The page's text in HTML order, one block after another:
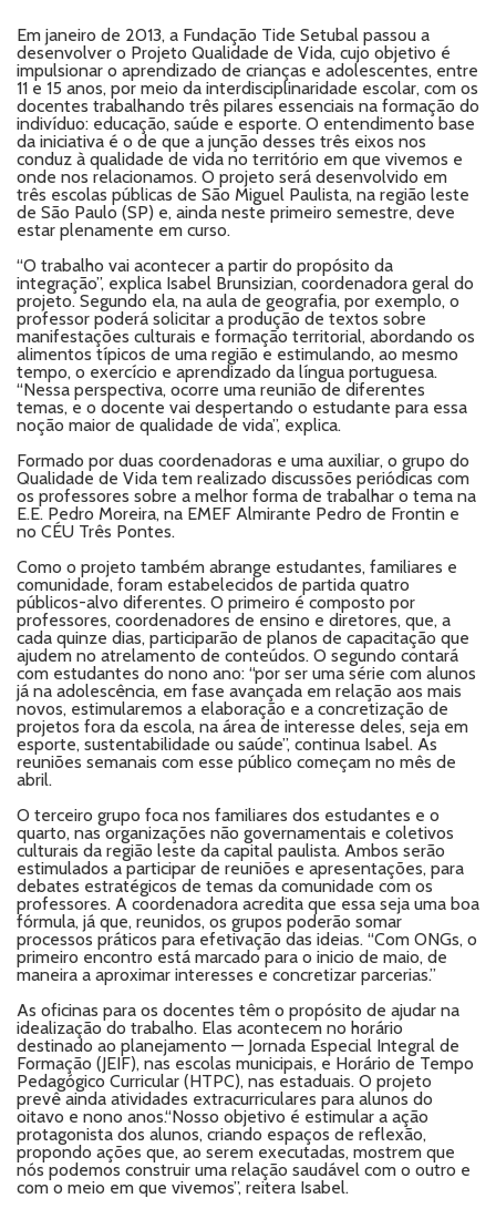
Em janeiro de 2013, a Fundação Tide Setubal passou a
desenvolver o Projeto Qualidade de Vida, cujo objetivo é
impulsionar o aprendizado de crianças e adolescentes, entre
11 e 15 anos, por meio da interdisciplinaridade escolar, com os
docentes trabalhando três pilares essenciais na formação do
indivíduo: educação, saúde e esporte. O entendimento base
da iniciativa é o de que a junção desses três eixos nos
conduz à qualidade de vida no território em que vivemos e
onde nos relacionamos. O projeto será desenvolvido em
três escolas públicas de São Miguel Paulista, na região leste
de São Paulo (SP) e, ainda neste primeiro semestre, deve
estar plenamente em curso.
“O trabalho vai acontecer a partir do propósito da
integração”, explica Isabel Brunsizian, coordenadora geral do
projeto. Segundo ela, na aula de geografia, por exemplo, o
professor poderá solicitar a produção de textos sobre
manifestações culturais e formação territorial, abordando os
alimentos típicos de uma região e estimulando, ao mesmo
tempo, o exercício e aprendizado da língua portuguesa.
“Nessa perspectiva, ocorre uma reunião de diferentes
temas, e o docente vai despertando o estudante para essa
noção maior de qualidade de vida”, explica.
Formado por duas coordenadoras e uma auxiliar, o grupo do
Qualidade de Vida tem realizado discussões periódicas com
os professores sobre a melhor forma de trabalhar o tema na
E.E. Pedro Moreira, na EMEF Almirante Pedro de Frontin e
no CÉU Três Pontes.
Como o projeto também abrange estudantes, familiares e
comunidade, foram estabelecidos de partida quatro
públicos-alvo diferentes. O primeiro é composto por
professores, coordenadores de ensino e diretores, que, a
cada quinze dias, participarão de planos de capacitação que
ajudem no atrelamento de conteúdos. O segundo contará
com estudantes do nono ano: “por ser uma série com alunos
já na adolescência, em fase avançada em relação aos mais
novos, estimularemos a elaboração e a concretização de
projetos fora da escola, na área de interesse deles, seja em
esporte, sustentabilidade ou saúde”, continua Isabel. As
reuniões semanais com esse público começam no mês de
abril.
O terceiro grupo foca nos familiares dos estudantes e o
quarto, nas organizações não governamentais e coletivos
culturais da região leste da capital paulista. Ambos serão
estimulados a participar de reuniões e apresentações, para
debates estratégicos de temas da comunidade com os
professores. A coordenadora acredita que essa seja uma boa
fórmula, já que, reunidos, os grupos poderão somar
processos práticos para efetivação das ideias. “Com ONGs, o
primeiro encontro está marcado para o inicio de maio, de
maneira a aproximar interesses e concretizar parcerias.”
As oficinas para os docentes têm o propósito de ajudar na
idealização do trabalho. Elas acontecem no horário
destinado ao planejamento — Jornada Especial Integral de
Formação (JEIF), nas escolas municipais, e Horário de Tempo
Pedagógico Curricular (HTPC), nas estaduais. O projeto
prevê ainda atividades extracurriculares para alunos do
oitavo e nono anos.“Nosso objetivo é estimular a ação
protagonista dos alunos, criando espaços de reflexão,
propondo ações que, ao serem executadas, mostrem que
nós podemos construir uma relação saudável com o outro e
com o meio em que vivemos”, reitera Isabel.